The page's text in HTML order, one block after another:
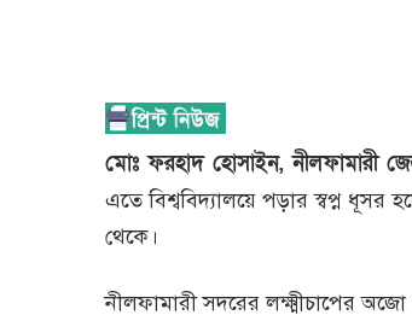
মোঃ ফরহাদ হোসাইন, নীলফামারী
এতে বিশ্ববিদ্যালয়ে পড়ার স্বপ্ন ধূসর
থেকে।
নীলফামারী সদরের লক্ষ্মীচাপের অজো